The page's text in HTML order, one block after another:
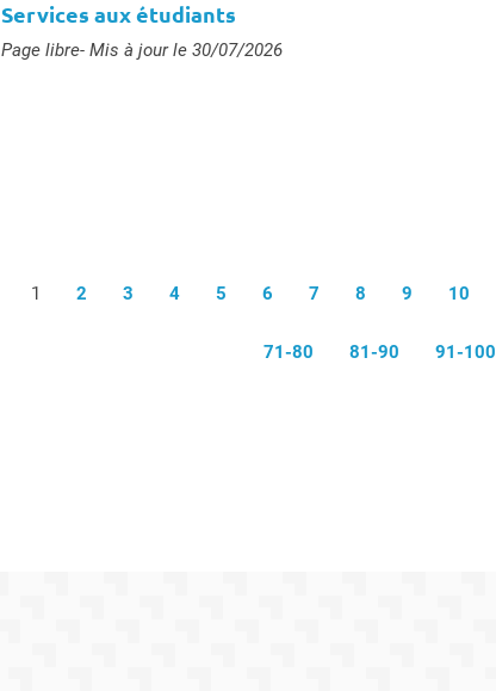
Services aux étudiants
Type :
Page libre- Mis à jour le 30/07/2026
1 2 3 4 5 6 7 8 9 10
71-80 81-90 91-100